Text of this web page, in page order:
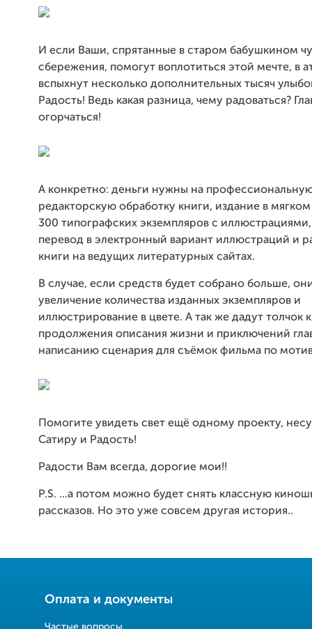
И если Ваши, спрятанные в старом бабушкином
сбережения, помогут воплотиться этой мечте, в
вспыхнут несколько дополнительных тысяч
Радость! Ведь какая разница, чему радоваться?
огорчаться!
А конкретно: деньги нужны на
редакторскую обработку книги, издание в
300 типографских экземпляров с иллюстрациями,
перевод в электронный вариант иллюстраций и
книги на ведущих литературных сайтах.
В случае, если средств будет собрано больше,
увеличение количества изданных экземпляров и
иллюстрирование в цвете. А так же дадут толчок
продолжения описания жизни и приключений
написанию сценария для съёмок фильма по
Помогите увидеть свет ещё одному проекту,
Сатиру и Радость!
Радости Вам всегда, дорогие мои!!
P.S. ...а потом можно будет снять классную
рассказов. Но это уже совсем другая история..
Оплата и документы
Частые вопросы